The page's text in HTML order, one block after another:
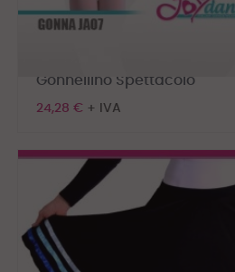
Gonnellino Spettacolo
24,28 € + IVA